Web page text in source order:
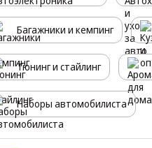
Багажники и кемпинг
Тюнинг и стайлинг
Наборы автомобилиста